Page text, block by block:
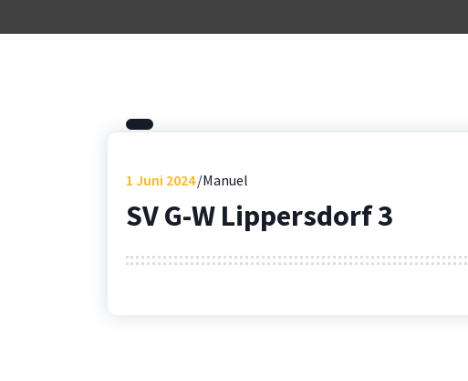
1 Juni 2024 Manuel
SV G-W Lippersdorf 3